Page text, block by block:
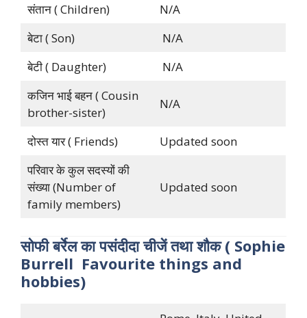
संतान ( Children)
N/A
बेटा ( Son)
N/A
बेटी ( Daughter)
N/A
कजिन भाई बहन ( Cousin
brother-sister)
N/A
दोस्त यार ( Friends)
Updated soon
परिवार के कुल सदस्यों की
संख्या (Number of
family members)
Updated soon
सोफी बर्रेल का पसंदीदा चीजें तथा शौक ( Sophie
Burrell Favourite things and
hobbies)